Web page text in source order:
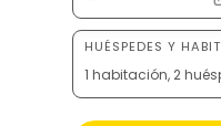
HUÉSPEDES Y
1 habitación, 2